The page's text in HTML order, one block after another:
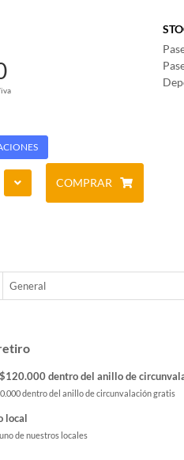
COMPRAR
General
dentro del anillo de
dentro del anillo de circunvalación gratis
local
de nuestros locales